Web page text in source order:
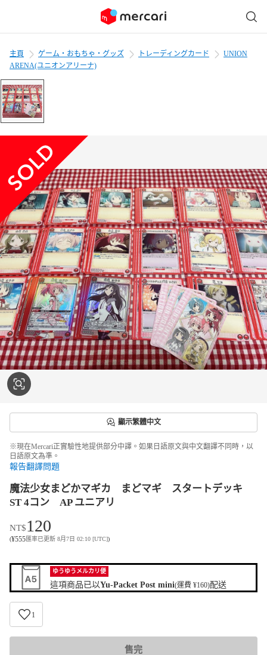
主頁 ゲーム・おもちゃ・グッズ トレーディングカード
UNION
ARENA(ユニオンアリーナ)
顯示繁體中文
※現在Mercari正實驗性地提供部分中譯。如果日語原文與中文翻譯不同時，以
日語原文為準。
報告翻譯問題
魔法少女まどかマギカ まどマギ スタートデッキ
ST 4コン AP ユニアリ
NT$120
(¥555匯率已更新 8月7日 02:10 [UTC])
ゆうゆうメルカリ便
這項商品已以Yu-Packet Post mini(運費 ¥160)配送
1
售完